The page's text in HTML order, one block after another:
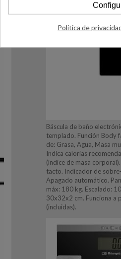
Báscula de baño
templado. Función Body
de: Grasa, Agua, Masa
Indica calorías
(índice de masa
tacto. Indicador de
Apagado automático.
máx: 180 kg. Escalado:
30x32x2 cm. Funciona a
(incluidas).
Política de